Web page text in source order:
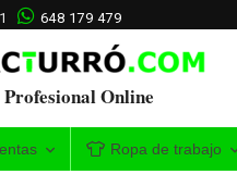
648 179 479
Online
Ropa de trabajo